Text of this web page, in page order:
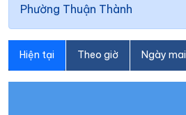
Phường Thuận Thành
Hiện tại Theo giờ Ngày mai